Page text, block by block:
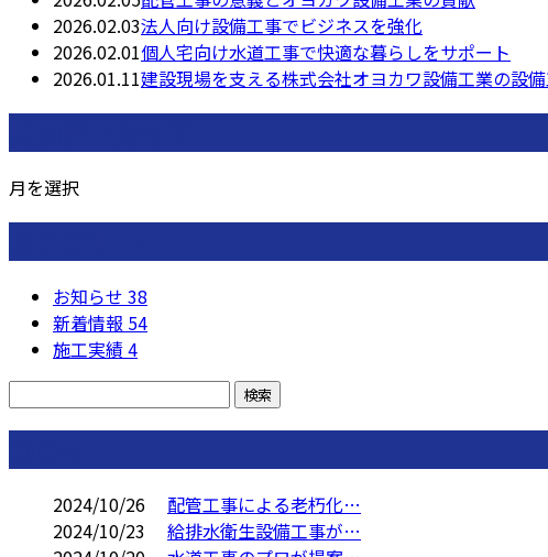
2026.02.03法人向け設備工事でビジネスを強化
2026.02.01個人宅向け水道工事で快適な暮らしをサポート
2026.01.11建設現場を支える株式会社オヨカワ設備工業の設
月を選択
お知らせ 38
新着情報 54
施工実績4
2024/10/26
配管工事による老朽化…
2024/10/23
給排水衛生設備工事が…